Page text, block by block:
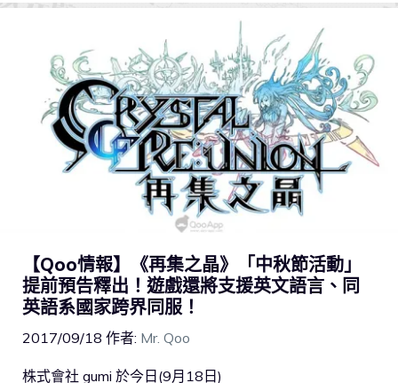
【Qoo情報】《再集之晶》「中秋節活動」
提前預告釋出！遊戲還將支援英文語言、同
英語系國家跨界同服！
2017/09/18 作者: Mr. Qoo
株式會社 gumi 於今日(9月18日)